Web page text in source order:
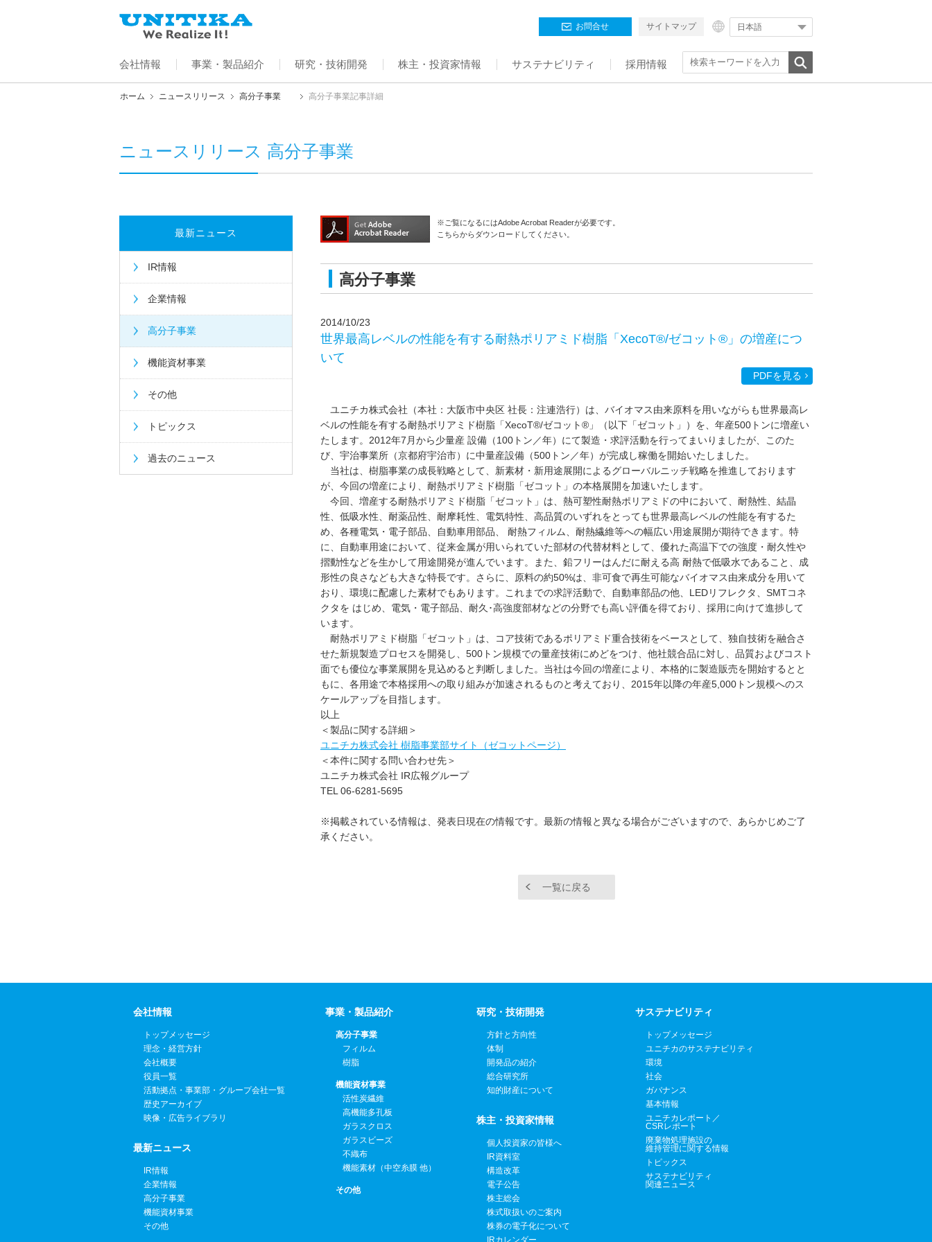
お問合せ サイトマップ 日本語
会社情報 事業・製品紹介 研究・技術開発 株主・投資家情報 サステナビリティ 採用情報
ホーム ニュースリリース 高分子事業 高分子事業記事詳細
ニュースリリース 高分子事業
※ご覧になるにはAdobe Acrobat Readerが必要です。
こちらからダウンロードしてください。
高分子事業
2014/10/23
世界最高レベルの性能を有する耐熱ポリアミド樹脂「XecoT®/ゼコット®」の増産につ
いて
PDFを見る
ユニチカ株式会社（本社：大阪市中央区 社長：注連浩行）は、バイオマス由来原料を用いながらも世界最高レ
ベルの性能を有する耐熱ポリアミド樹脂「XecoT®/ゼコット®」（以下「ゼコット」）を、年産500トンに増産い
たします。2012年7月から少量産 設備（100トン／年）にて製造・求評活動を行ってまいりましたが、このた
び、宇治事業所（京都府宇治市）に中量産設備（500トン／年）が完成し稼働を開始いたしました。
当社は、樹脂事業の成長戦略として、新素材・新用途展開によるグローバルニッチ戦略を推進しております
が、今回の増産により、耐熱ポリアミド樹脂「ゼコット」の本格展開を加速いたします。
今回、増産する耐熱ポリアミド樹脂「ゼコット」は、熱可塑性耐熱ポリアミドの中において、耐熱性、結晶
性、低吸水性、耐薬品性、耐摩耗性、電気特性、高品質のいずれをとっても世界最高レベルの性能を有するた
め、各種電気・電子部品、自動車用部品、 耐熱フィルム、耐熱繊維等への幅広い用途展開が期待できます。特
に、自動車用途において、従来金属が用いられていた部材の代替材料として、優れた高温下での強度・耐久性や
摺動性などを生かして用途開発が進んでいます。また、鉛フリーはんだに耐える高 耐熱で低吸水であること、成
形性の良さなども大きな特長です。さらに、原料の約50%は、非可食で再生可能なバイオマス由来成分を用いて
おり、環境に配慮した素材でもあります。これまでの求評活動で、自動車部品の他、LEDリフレクタ、SMTコネ
クタを はじめ、電気・電子部品、耐久･高強度部材などの分野でも高い評価を得ており、採用に向けて進捗して
います。
耐熱ポリアミド樹脂「ゼコット」は、コア技術であるポリアミド重合技術をベースとして、独自技術を融合さ
せた新規製造プロセスを開発し、500トン規模での量産技術にめどをつけ、他社競合品に対し、品質およびコスト
面でも優位な事業展開を見込めると判断しました。当社は今回の増産により、本格的に製造販売を開始するとと
もに、各用途で本格採用への取り組みが加速されるものと考えており、2015年以降の年産5,000トン規模へのス
ケールアップを目指します。
以上
＜製品に関する詳細＞
ユニチカ株式会社 樹脂事業部サイト（ゼコットページ）
＜本件に関する問い合わせ先＞
ユニチカ株式会社 IR広報グループ
TEL 06-6281-5695
※掲載されている情報は、発表日現在の情報です。最新の情報と異なる場合がございますので、あらかじめご了
承ください。
一覧に戻る
最新ニュース
IR情報
企業情報
高分子事業
機能資材事業
その他
トピックス
過去のニュース
会社情報
トップメッセージ
理念・経営方針
会社概要
役員一覧
活動拠点・事業部・グループ会社一覧
歴史アーカイブ
映像・広告ライブラリ
最新ニュース
IR情報
企業情報
高分子事業
機能資材事業
その他
事業・製品紹介
高分子事業
フィルム
樹脂
機能資材事業
活性炭繊維
高機能多孔板
ガラスクロス
ガラスビーズ
不織布
機能素材（中空糸膜 他）
その他
研究・技術開発
方針と方向性
体制
開発品の紹介
総合研究所
知的財産について
株主・投資家情報
個人投資家の皆様へ
IR資料室
構造改革
電子公告
株主総会
株式取扱いのご案内
株券の電子化について
IRカレンダー
サステナビリティ
トップメッセージ
ユニチカのサステナビリティ
環境
社会
ガバナンス
基本情報
ユニチカレポート／
CSRレポート
廃棄物処理施設の
維持管理に関する情報
トピックス
サステナビリティ
関連ニュース